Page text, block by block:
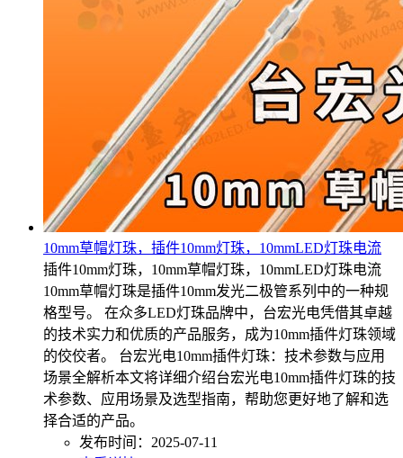
10mm草帽灯珠，插件10mm灯珠，10mmLED灯珠电流
插件10mm灯珠，10mm草帽灯珠，10mmLED灯珠电流
10mm草帽灯珠是插件10mm发光二极管系列中的一种规
格型号。 在众多LED灯珠品牌中，台宏光电凭借其卓越
的技术实力和优质的产品服务，成为10mm插件灯珠领域
的佼佼者。 台宏光电10mm插件灯珠：技术参数与应用
场景全解析本文将详细介绍台宏光电10mm插件灯珠的技
术参数、应用场景及选型指南，帮助您更好地了解和选
择合适的产品。
发布时间：2025-07-11